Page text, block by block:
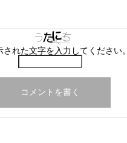
された文字を入力してください。